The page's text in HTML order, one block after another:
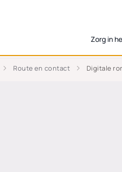
Zorg in
Route en contact Digitale